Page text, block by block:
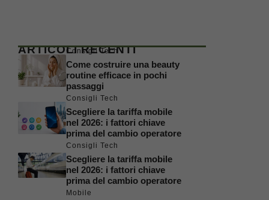
ARTICOLI RECENTI
Consigli Tech
Come costruire una beauty
routine efficace in pochi
passaggi
Consigli Tech
Scegliere la tariffa mobile
nel 2026: i fattori chiave
prima del cambio operatore
Consigli Tech
Scegliere la tariffa mobile
nel 2026: i fattori chiave
prima del cambio operatore
Mobile